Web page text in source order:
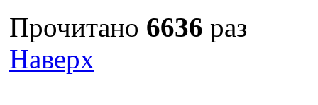
Прочитано 6636 раз
Наверх